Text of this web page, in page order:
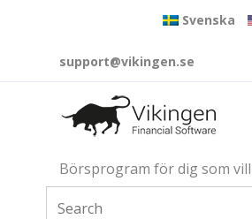
Svenska
support@vikingen.se
Börsprogram för dig som